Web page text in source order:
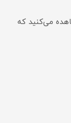
می‌کنید که